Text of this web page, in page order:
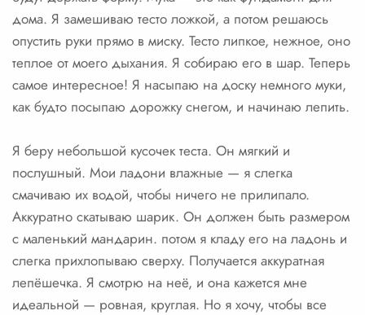
дома. Я замешиваю тесто ложкой, а потом решаюсь
опустить руки прямо в миску. Тесто липкое, нежное, оно
теплое от моего дыхания. Я собираю его в шар. Теперь
самое интересное! Я насыпаю на доску немного муки,
как будто посыпаю дорожку снегом, и начинаю лепить.
Я беру небольшой кусочек теста. Он мягкий и
послушный. Мои ладони влажные — я слегка
смачиваю их водой, чтобы ничего не прилипало.
Аккуратно скатываю шарик. Он должен быть размером
с маленький мандарин. потом я кладу его на ладонь и
слегка прихлопываю сверху. Получается аккуратная
лепёшечка. Я смотрю на неё, и она кажется мне
идеальной — ровная, круглая. Но я хочу, чтобы все